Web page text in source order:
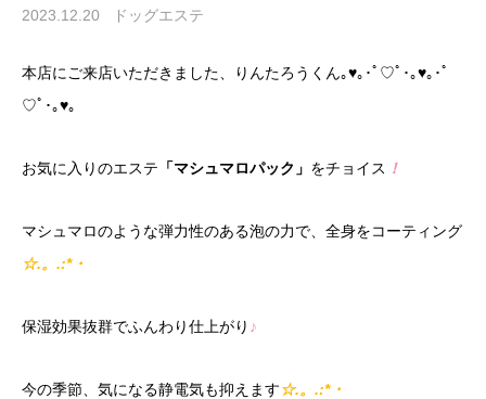
2023.12.20 ドッグエステ
本店にご来店いただきました、りんたろうくん｡♥｡･ﾟ♡ﾟ･｡♥｡･ﾟ
♡ﾟ･｡♥｡
お気に入りのエステ 「マシュマロパック」 をチョイス ！
マシュマロのような弾力性のある泡の力で、全身をコーティング
☆.。.:*・
保湿効果抜群でふんわり仕上がり ♪
今の季節、気になる静電気も抑えます☆.。.:*・